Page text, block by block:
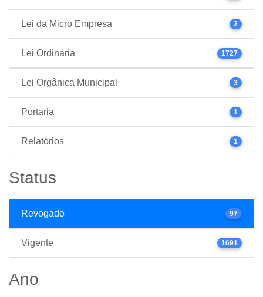
Lei da Micro Empresa 2
Lei Ordinária 1727
Lei Orgânica Municipal 3
Portaria 1
Relatórios 1
Status
Revogado 97
Vigente 1691
Ano